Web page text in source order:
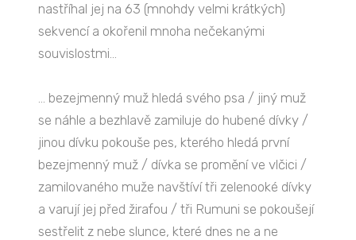
nastříhal jej na 63 (mnohdy velmi krátkých)
sekvencí a okořenil mnoha nečekanými
souvislostmi...
... bezejmenný muž hledá svého psa / jiný muž
se náhle a bezhlavě zamiluje do hubené dívky /
jinou dívku pokouše pes, kterého hledá první
bezejmenný muž / dívka se promění ve vlčici /
zamilovaného muže navštíví tři zelenooké dívky
a varují jej před žirafou / tři Rumuni se pokoušejí
sestřelit z nebe slunce, které dnes ne a ne